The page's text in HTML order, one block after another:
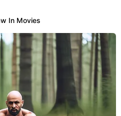
Deixar as janelas
uso reduz drasticamente
nas paredes.
In Movies